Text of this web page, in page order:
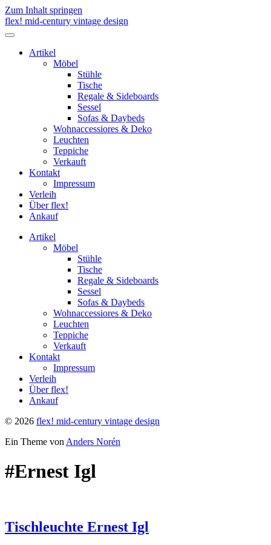
Zum Inhalt springen
flex! mid-century vintage design
Menü
umschalten
Artikel
Möbel
Stühle
Tische
Regale & Sideboards
Sessel
Sofas & Daybeds
Wohnaccessiores & Deko
Leuchten
Teppiche
Verkauft
Kontakt
Impressum
Verleih
Über flex!
Ankauf
Artikel
Möbel
Stühle
Tische
Regale & Sideboards
Sessel
Sofas & Daybeds
Wohnaccessiores & Deko
Leuchten
Teppiche
Verkauft
Kontakt
Impressum
Verleih
Über flex!
Ankauf
© 2026 flex! mid-century vintage design
Ein Theme von Anders Norén
#Ernest Igl
Tischleuchte Ernest Igl